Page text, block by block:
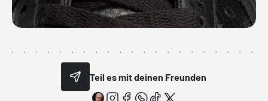
Teil es mit deinen Freunden